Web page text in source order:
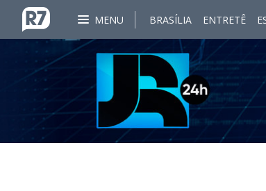
MENU BRASÍLIA ENTRETÊ